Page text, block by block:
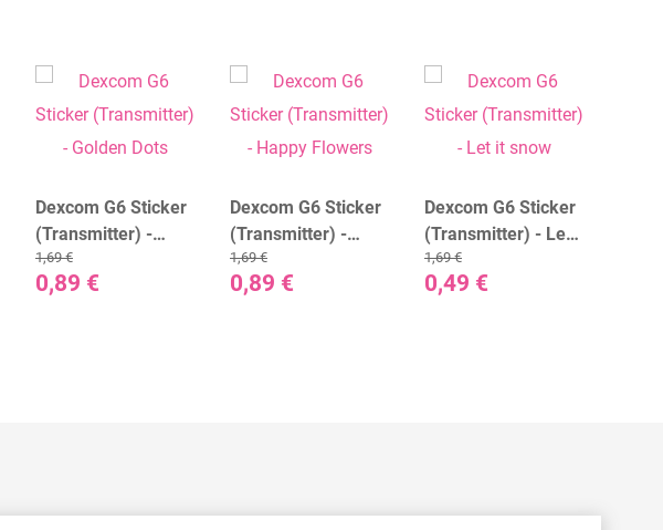
Dexcom G6 Sticker
(Transmitter) -
Golden Dots
0,89 €
1,69 €
Dexcom G6 Sticker
(Transmitter) -
Happy Flowers
0,89 €
1,69 €
Dexcom G6 Sticker
(Transmitter) - Let
it snow
0,49 €
1,69 €